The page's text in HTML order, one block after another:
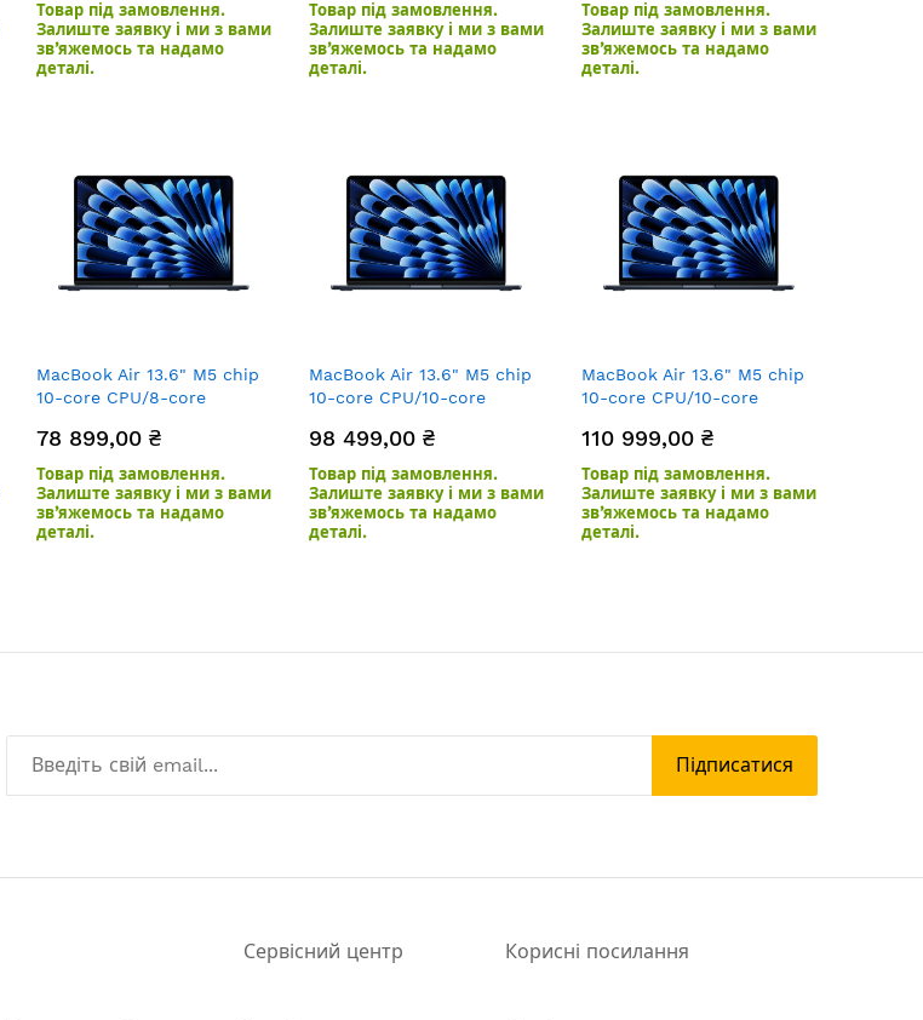
Товар під замовлення.
Залиште заявку і ми з вами
зв’яжемось та надамо
деталі.
Товар під замовлення.
Залиште заявку і ми з вами
зв’яжемось та надамо
деталі.
Товар під замовлення.
Залиште заявку і ми з вами
зв’яжемось та надамо
деталі.
MacBook Air 13.6" M5 chip
10-core CPU/8-core
Midnight
78 899,00 ₴
Товар під замовлення.
Залиште заявку і ми з вами
зв’яжемось та надамо
деталі.
MacBook Air 13.6" M5 chip
10-core CPU/10-core
Midnight
98 499,00 ₴
Товар під замовлення.
Залиште заявку і ми з вами
зв’яжемось та надамо
деталі.
MacBook Air 13.6" M5 chip
10-core CPU/10-core
Midnight
110 999,00 ₴
Товар під замовлення.
Залиште заявку і ми з вами
зв’яжемось та надамо
деталі.
Підписатися
Сервісний центр Корисні посилання